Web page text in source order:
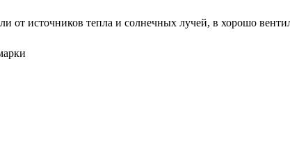
от источников тепла и солнечных лучей, в хорошо